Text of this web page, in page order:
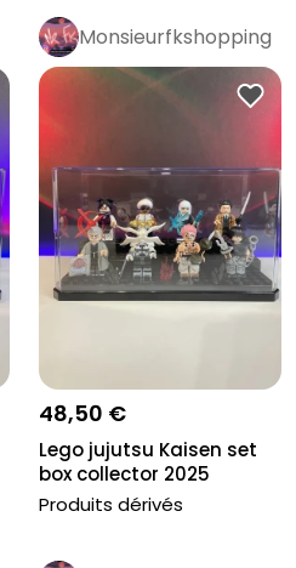
Monsieurfkshopping
48,50 €
Lego jujutsu Kaisen set
box collector 2025
Produits dérivés